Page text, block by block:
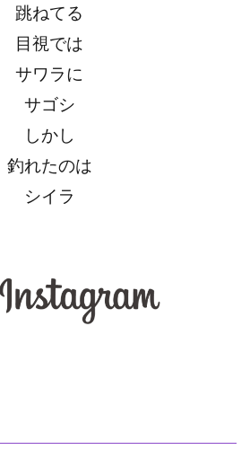
跳ねてる
目視では
サワラに
サゴシ
しかし
釣れたのは
シイラ